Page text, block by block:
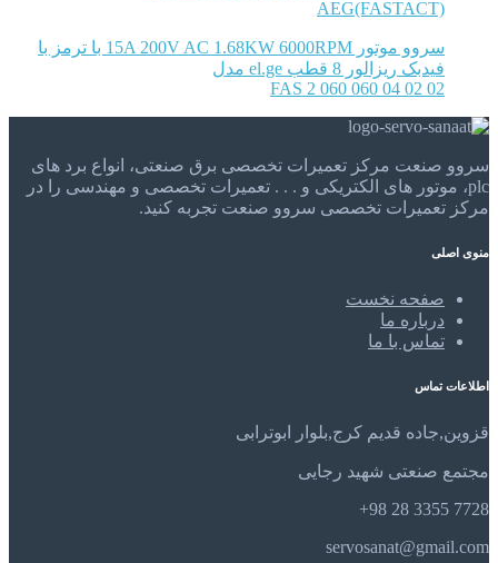
AEG(FASTACT)
سروو موتور 15A 200V AC 1.68KW 6000RPM با ترمز با
فیدبک ریزالور 8 قطب el.ge مدل
FAS 2 060 060 04 02 02
سروو صنعت مرکز تعمیرات تخصصی برق صنعتی، انواع برد های
plc، موتور های الکتریکی و . . . تعمیرات تخصصی و مهندسی را در
مرکز تعمیرات تخصصی سروو صنعت تجربه کنید.
منوی اصلی
صفحه نخست
درباره ما
تماس با ما
اطلاعات تماس
قزوین,جاده قدیم کرج,بلوار ابوترابی
مجتمع صنعتی شهید رجایی
7728 3355 28 98+
servosanat@gmail.com